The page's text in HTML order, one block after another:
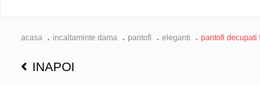
acasa incaltaminte dama pantofi eleganti pantofi decupati
INAPOI